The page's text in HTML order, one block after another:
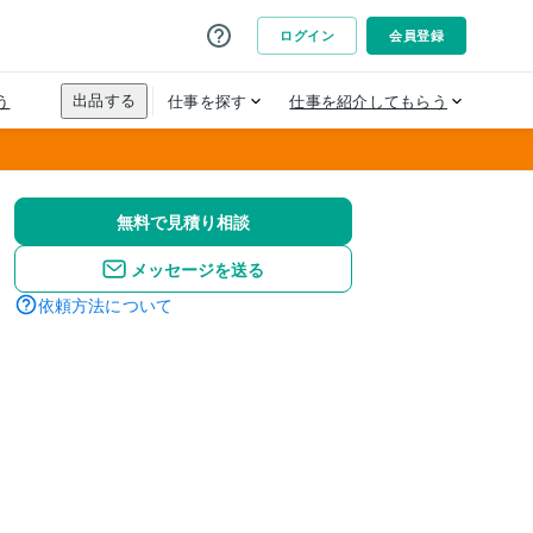
無料で見積り相談
メッセージを送る
依頼方法について